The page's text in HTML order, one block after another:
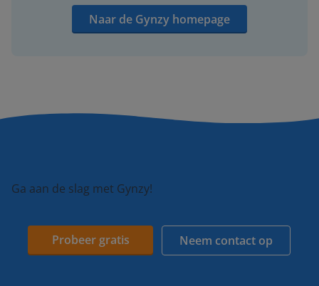
Naar de Gynzy homepage
Ga aan de slag met Gynzy!
Probeer gratis Neem contact op